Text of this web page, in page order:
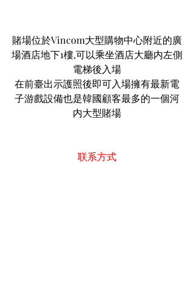
賭場位於Vincom大型購物中心附近的廣
場酒店地下1樓,可以乘坐酒店大廳内左側
電梯後入場
在前臺出示護照後即可入場擁有最新電
子游戲設備也是韓國顧客最多的一個河
内大型賭場
联系方式